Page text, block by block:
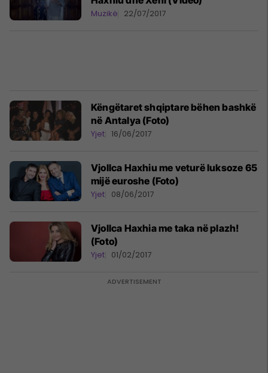
Muzikë 22/07/2017
Këngëtaret shqiptare bëhen bashkë
në Antalya (Foto)
Yjet 16/06/2017
Vjollca Haxhiu me veturë luksoze 65
mijë euroshe (Foto)
Yjet 08/06/2017
Vjollca Haxhia me taka në plazh!
(Foto)
Yjet 01/02/2017